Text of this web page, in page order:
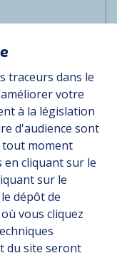
traceurs dans le
votre
à la législation
d'audience sont
tout moment
en cliquant sur le
sur le
dépôt de
vous cliquez
du site seront